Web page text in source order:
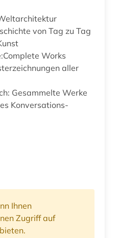
von Tag zu Tag
Works
aller
Gesammelte Werke
Konversations-
Ihnen
Zugriff auf